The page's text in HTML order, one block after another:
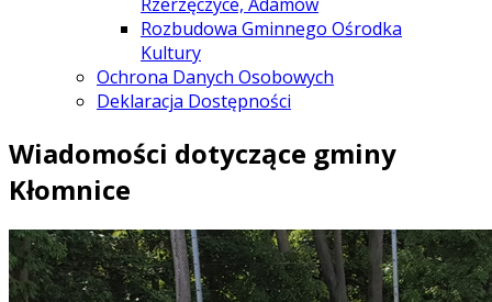
Rozbudowa Gminnego Ośrodka
Kultury
Ochrona Danych Osobowych
Deklaracja Dostępności
Wiadomości dotyczące gminy
Kłomnice